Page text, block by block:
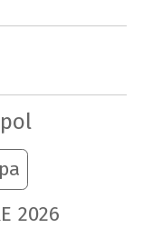
2026